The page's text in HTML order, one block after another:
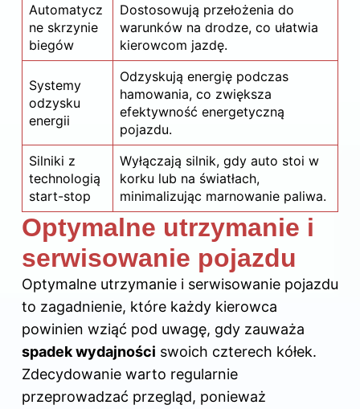
Automatycz
ne skrzynie
biegów
Dostosowują przełożenia do
warunków na drodze, co ułatwia
kierowcom jazdę.
Systemy
odzysku
energii
Odzyskują energię podczas
hamowania, co zwiększa
efektywność energetyczną
pojazdu.
Silniki z
technologią
start-stop
Wyłączają silnik, gdy auto stoi w
korku lub na światłach,
minimalizując marnowanie paliwa.
Optymalne utrzymanie i
serwisowanie pojazdu
Optymalne utrzymanie i serwisowanie pojazdu
to zagadnienie, które każdy kierowca
powinien wziąć pod uwagę, gdy zauważa
spadek wydajności swoich czterech kółek.
Zdecydowanie warto regularnie
przeprowadzać przegląd, ponieważ